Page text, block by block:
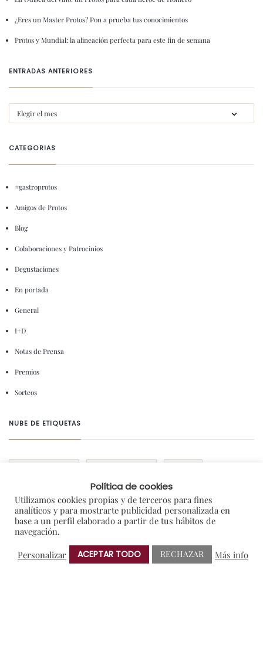
¿Eres un Master Protos? Pon a prueba tus conocimientos
Protos y Mundial: la alineación perfecta para este fin de semana
ENTRADAS ANTERIORES
CATEGORIAS
#gastroprotos
Amigos de Protos
Blog
Colaboraciones y Patrocinios
Degustaciones
En portada
General
I+D
Notas de Prensa
Premios
Sorteos
NUBE DE ETIQUETAS
NOTAS DE PRENSA RIBERA DEL DUERO
VERDEJO
Política de cookies
Utilizamos cookies propias y de terceros para fines
analíticos y para mostrarte publicidad personalizada en
base a un perfil elaborado a partir de tus hábitos de
navegación.
Personalizar
ACEPTAR TODO RECHAZAR Más info